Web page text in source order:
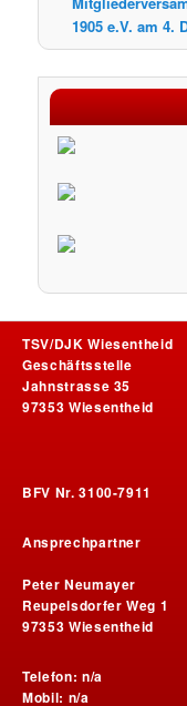
1905 e.V. am 4.
TSV/DJK Wiesentheid
Geschäftsstelle
Jahnstrasse 35
97353 Wiesentheid
BFV Nr. 3100-7911
Ansprechpartner
Peter Neumayer
Reupelsdorfer Weg 1
97353 Wiesentheid
Telefon: n/a
Mobil: n/a